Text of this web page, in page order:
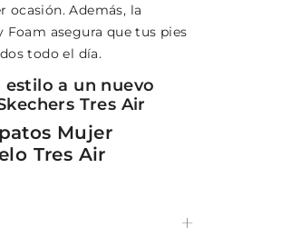
ocasión. Además, la
asegura que tus pies
todo el día.
a un nuevo
Tres Air
Mujer
Tres Air